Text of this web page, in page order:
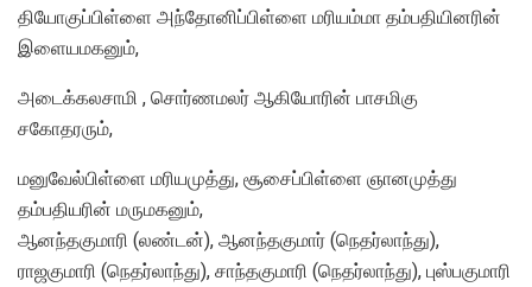
தியோகுப்பிள்ளை அந்தோனிப்பிள்ளை மரியம்மா தம்பதியினரின்
இளையமகனும்,
அடைக்கலசாமி , சொர்ணமலர் ஆகியோரின் பாசமிகு
சகோதரரும்,
மனுவேல்பிள்ளை மரியமுத்து, சூசைப்பிள்ளை ஞானமுத்து
தம்பதியரின் மருமகனும்,
​ஆனந்தகுமாரி (லண்டன்), ஆனந்தகுமார் (நெதர்லாந்து),
ராஜகுமாரி (நெதர்லாந்து), சாந்தகுமாரி (நெதர்லாந்து), புஸ்பகுமாரி